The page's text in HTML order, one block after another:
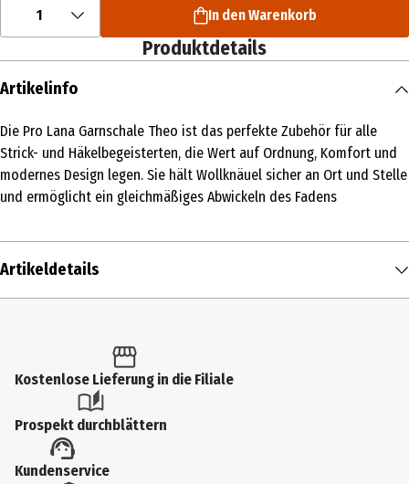
1 In den Warenkorb
Produktdetails
Artikelinfo
Die Pro Lana Garnschale Theo ist das perfekte Zubehör für alle
Strick- und Häkelbegeisterten, die Wert auf Ordnung, Komfort und
modernes Design legen. Sie hält Wollknäuel sicher an Ort und Stelle
und ermöglicht ein gleichmäßiges Abwickeln des Fadens
Artikeldetails
Produkttyp
Garne Zubehör
Materialdetails
Mangoholz
Kostenlose Lieferung in die Filiale
Prospekt durchblättern
Kundenservice